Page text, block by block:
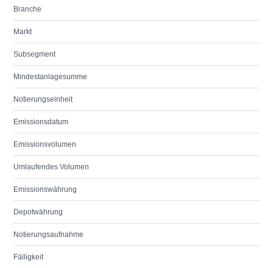
Branche
Markt
Subsegment
Mindestanlagesumme
Notierungseinheit
Emissionsdatum
Emissionsvolumen
Umlaufendes Volumen
Emissionswährung
Depotwährung
Notierungsaufnahme
Fälligkeit